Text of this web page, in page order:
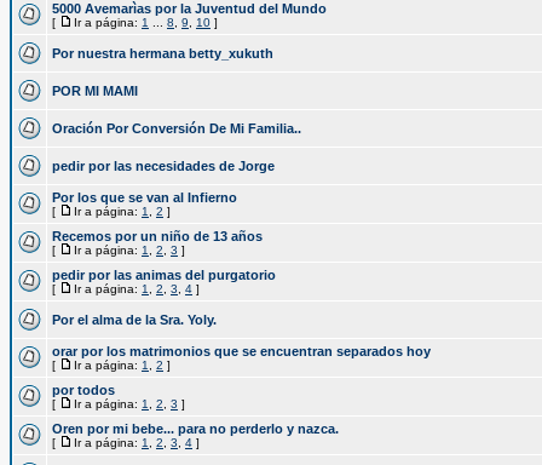
5000 Avemarìas por la Juventud del Mundo
[ Ir a página: 1 8 9 10 ]
Por nuestra hermana betty_xukuth
POR MI MAMI
Oración Por Conversión De Mi Familia..
pedir por las necesidades de Jorge
Por los que se van al Infierno
[ Ir a página: 1 2 ]
Recemos por un niño de 13 años
[ Ir a página: 1 2 3 ]
pedir por las animas del purgatorio
[ Ir a página: 1 2 3 4 ]
Por el alma de la Sra. Yoly.
orar por los matrimonios que se encuentran separados hoy
[ Ir a página: 1 2 ]
por todos
[ Ir a página: 1 2 3 ]
Oren por mi bebe... para no perderlo y nazca.
[ Ir a página: 1 2 3 4 ]